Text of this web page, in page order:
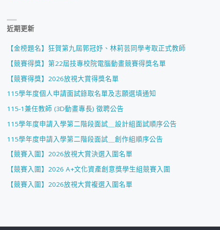
近期更新
【金榜題名】狂賀第九屆郭冠妤、林莉芸同學考取正式教師
【競賽得獎】第22屆技專校院電腦動畫競賽得獎名單
【競賽得獎】2026放視大賞得獎名單
115學年度個人申請面試錄取名單及志願選填通知
115-1兼任教師 (3D動畫專長) 徵聘公告
115學年度申請入學第二階段面試＿設計組面試順序公告
115學年度申請入學第二階段面試＿創作組順序公告
【競賽入圍】2026放視大賞決選入圍名單
【競賽入圍】2026 A+文化資產創意獎學生組競賽入圍
【競賽入圍】2026放視大賞複選入圍名單